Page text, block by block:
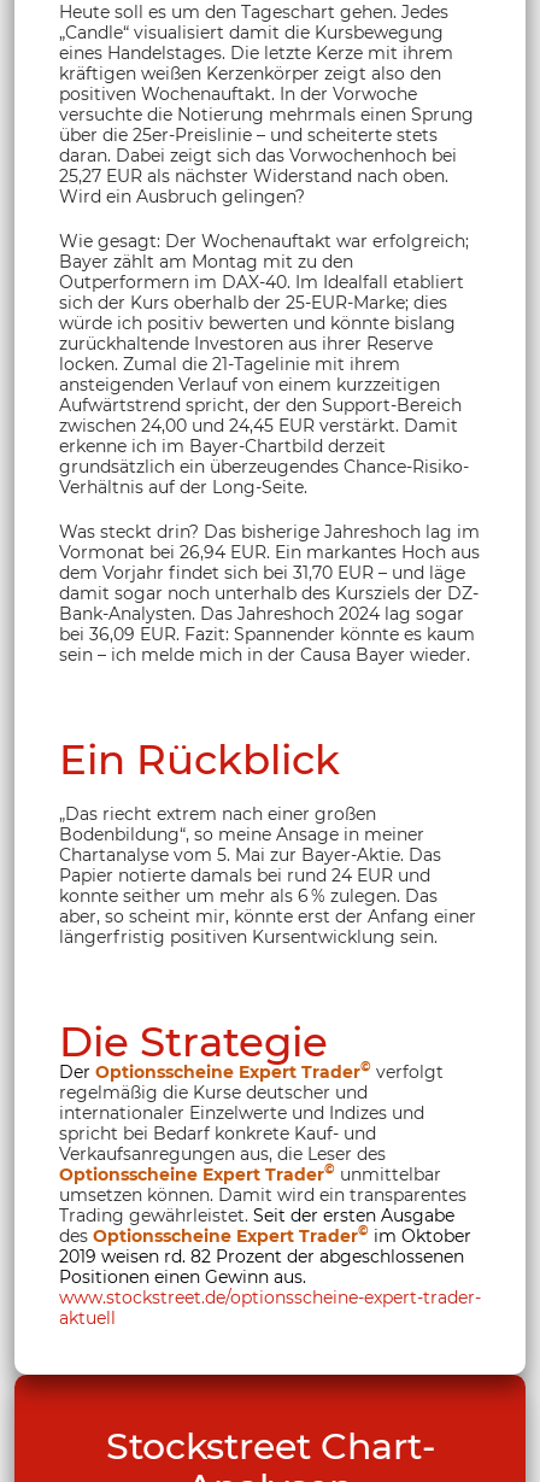
Heute soll es um den Tageschart gehen. Jedes
„Candle“ visualisiert damit die Kursbewegung
eines Handelstages. Die letzte Kerze mit ihrem
kräftigen weißen Kerzenkörper zeigt also den
positiven Wochenauftakt. In der Vorwoche
versuchte die Notierung mehrmals einen Sprung
über die 25er-Preislinie – und scheiterte stets
daran. Dabei zeigt sich das Vorwochenhoch bei
25,27 EUR als nächster Widerstand nach oben.
Wird ein Ausbruch gelingen?
Wie gesagt: Der Wochenauftakt war erfolgreich;
Bayer zählt am Montag mit zu den
Outperformern im DAX-40. Im Idealfall etabliert
sich der Kurs oberhalb der 25-EUR-Marke; dies
würde ich positiv bewerten und könnte bislang
zurückhaltende Investoren aus ihrer Reserve
locken. Zumal die 21-Tagelinie mit ihrem
ansteigenden Verlauf von einem kurzzeitigen
Aufwärtstrend spricht, der den Support-Bereich
zwischen 24,00 und 24,45 EUR verstärkt. Damit
erkenne ich im Bayer-Chartbild derzeit
grundsätzlich ein überzeugendes Chance-Risiko-
Verhältnis auf der Long-Seite.
Was steckt drin? Das bisherige Jahreshoch lag im
Vormonat bei 26,94 EUR. Ein markantes Hoch aus
dem Vorjahr findet sich bei 31,70 EUR – und läge
damit sogar noch unterhalb des Kursziels der DZ-
Bank-Analysten. Das Jahreshoch 2024 lag sogar
bei 36,09 EUR. Fazit: Spannender könnte es kaum
sein – ich melde mich in der Causa Bayer wieder.
Ein Rückblick
„Das riecht extrem nach einer großen
Bodenbildung“, so meine Ansage in meiner
Chartanalyse vom 5. Mai zur Bayer-Aktie. Das
Papier notierte damals bei rund 24 EUR und
konnte seither um mehr als 6 % zulegen. Das
aber, so scheint mir, könnte erst der Anfang einer
längerfristig positiven Kursentwicklung sein.
Die Strategie
Der Optionsscheine Expert Trader© verfolgt
regelmäßig die Kurse deutscher und
internationaler Einzelwerte und Indizes und
spricht bei Bedarf konkrete Kauf- und
Verkaufsanregungen aus, die Leser des
Optionsscheine Expert Trader© unmittelbar
umsetzen können. Damit wird ein transparentes
Trading gewährleistet. Seit der ersten Ausgabe
des Optionsscheine Expert Trader© im Oktober
2019 weisen rd. 82 Prozent der abgeschlossenen
Positionen einen Gewinn aus.
www.stockstreet.de/optionsscheine-expert-trader-
aktuell
Stockstreet Chart-